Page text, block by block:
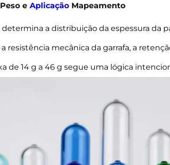
e Aplicação Mapeamento
a distribuição da espessura da
resistência mecânica da garrafa, a
de 14 g a 46 g segue uma lógica